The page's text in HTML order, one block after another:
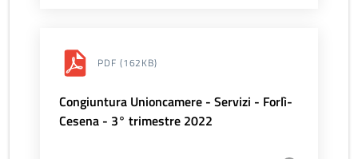
PDF (162KB)
Congiuntura Unioncamere - Servizi - Forlì-
Cesena - 3° trimestre 2022